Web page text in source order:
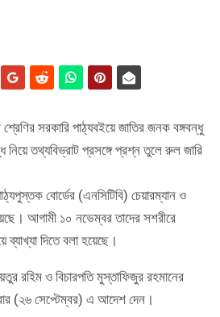
সরকারি পাঠ্যবইয়ে জাতির জনক বঙ্গবন্ধু
তথ্যবিভ্রাট প্রসঙ্গে প্রশ্ন তুলে রুল জারি
বোর্ডের (এনসিটিবি) চেয়ারম্যান ও
আগামী ১০ নভেম্বর তাদের সশরীরে
দিতে বলা হয়েছে।
রহিম ও বিচারপতি মুস্তাফিজুর রহমানের
(২৬ সেপ্টেম্বর) এ আদেশ দেন।